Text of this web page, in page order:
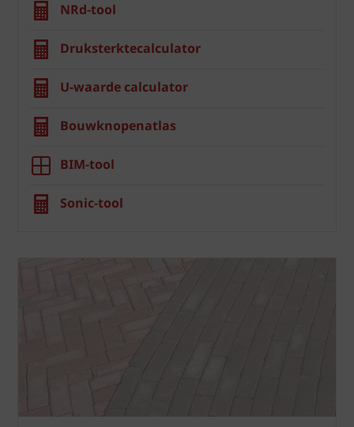
NRd-tool
Druksterktecalculator
U-waarde calculator
Bouwknopenatlas
BIM-tool
Sonic-tool